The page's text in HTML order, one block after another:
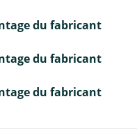
du fabricant
du fabricant
du fabricant